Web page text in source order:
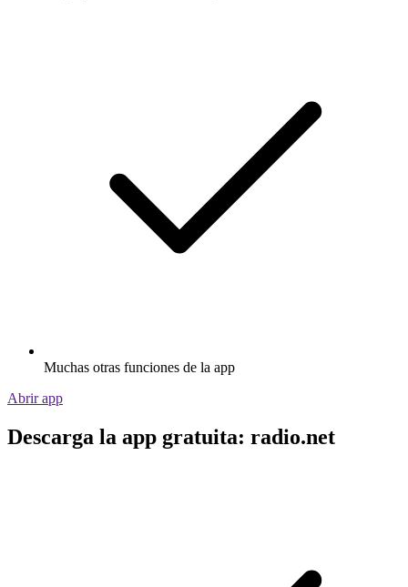
Muchas otras funciones de la app
Abrir app
Descarga la app gratuita: radio.net